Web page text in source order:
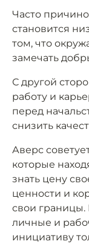
Часто
становится
том, что
замечать
С другой
работу и
перед
снизить
Аверс
которые
знать цену
ценности и
свои границы.
личные и
инициативу